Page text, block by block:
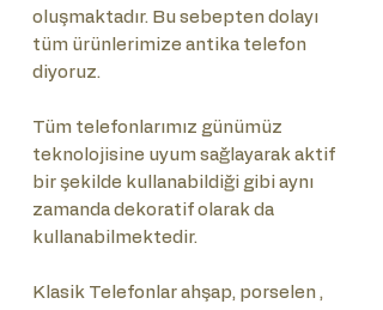
oluşmaktadır. Bu sebepten dolayı
tüm ürünlerimize antika telefon
diyoruz.
Tüm telefonlarımız günümüz
teknolojisine uyum sağlayarak aktif
bir şekilde kullanabildiği gibi aynı
zamanda dekoratif olarak da
kullanabilmektedir.
Klasik Telefonlar ahşap, porselen ,